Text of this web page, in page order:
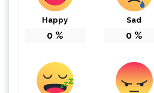
Happy
0 %
Sad
0 %